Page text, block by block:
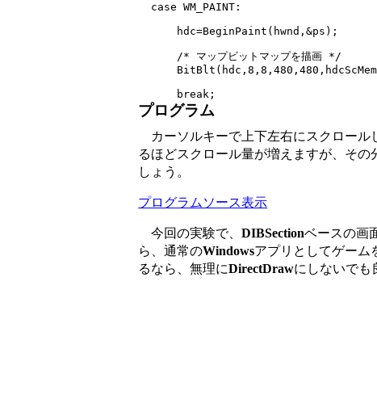
  case WM_PAINT:
      hdc=BeginPaint(hwnd,&ps);
      /* マップビットマップを描画 */
プログラム
カーソルキーで上下左右にスクロール
るほどスクロール量が増えますが、そ
しょう。
プログラムソース表示
今回の実験で、DIBSectionベースの画
ら、通常のWindowsアプリとしてゲーム
るなら、無理にDirectDrawにしないでも